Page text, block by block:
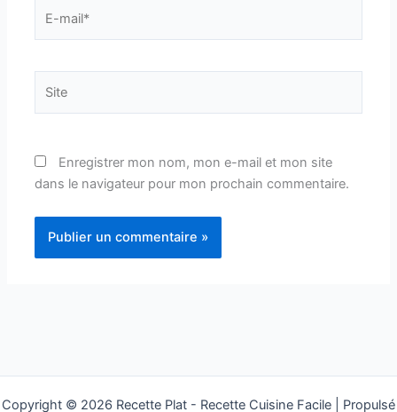
mail*
Enregistrer mon nom, mon e-mail et mon site
dans le navigateur pour mon prochain commentaire.
Copyright © 2026 Recette Plat - Recette Cuisine Facile | Propulsé